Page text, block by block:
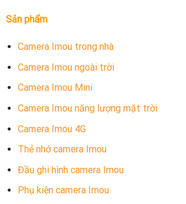
Sản phẩm
Camera Imou trong nhà
Camera Imou ngoài trời
Camera Imou Mini
Camera Imou năng lượng mặt trời
Camera Imou 4G
Thẻ nhớ camera Imou
Đầu ghi hình camera Imou
Phụ kiện camera Imou